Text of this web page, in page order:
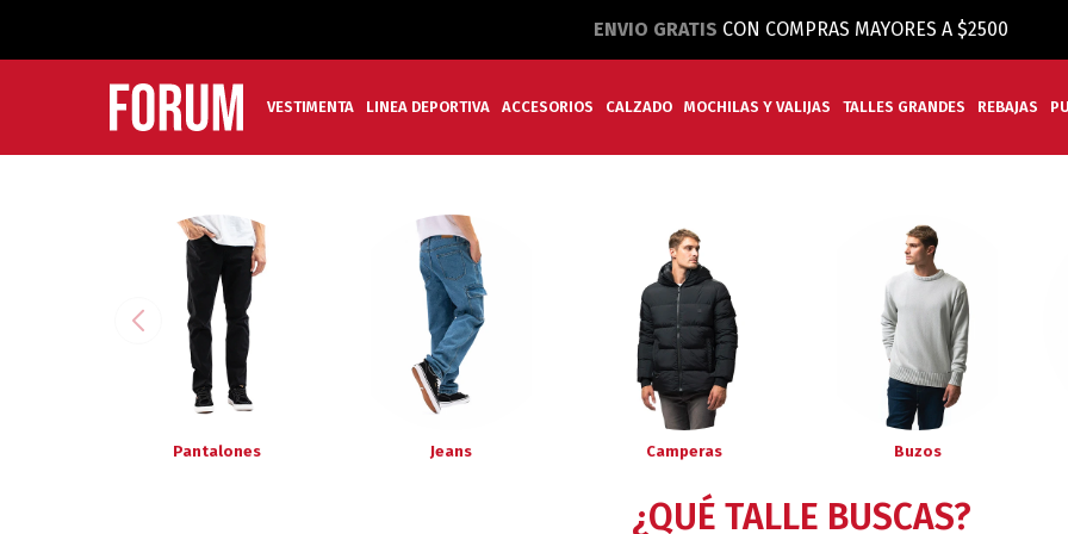
ENVIO GRATIS CON COMPRAS MAYORES A $2500
VESTIMENTA LINEA DEPORTIVA ACCESORIOS CALZADO MOCHILAS Y VALIJAS TALLES GRANDES REBAJAS
Pantalones Jeans Camperas Buzos
¿QUÉ TALLE BUSCAS?